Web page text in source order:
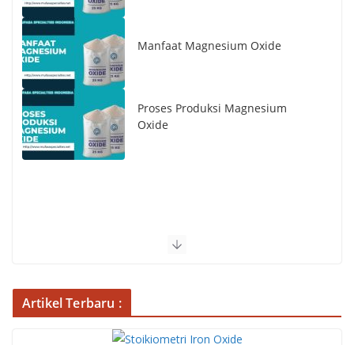
Manfaat Magnesium Oxide
Proses Produksi Magnesium
Oxide
Artikel Terbaru :